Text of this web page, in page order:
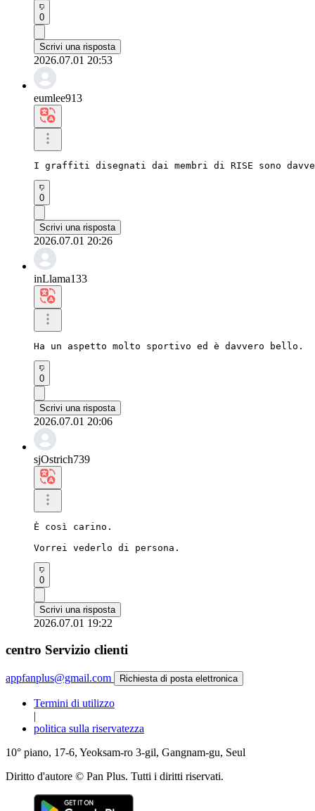
0
Scrivi una risposta
2026.07.01 20:53
eumlee913
I graffiti disegnati dai membri di RISE sono
0
Scrivi una risposta
2026.07.01 20:26
inLlama133
Ha un aspetto molto sportivo ed è davvero bello.
0
Scrivi una risposta
2026.07.01 20:06
sjOstrich739
È così carino.
Vorrei vederlo di persona.
0
Scrivi una risposta
2026.07.01 19:22
centro Servizio clienti
appfanplus@gmail.com Richiesta di posta elettronica
Termini di utilizzo
|
politica sulla riservatezza
10° piano, 17-6, Yeoksam-ro 3-gil, Gangnam-gu, Seul
Diritto d'autore © Pan Plus. Tutti i diritti riservati.